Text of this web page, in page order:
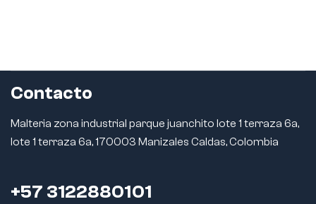
Contacto
Malteria zona industrial parque juanchito lote 1 terraza 6a,
lote 1 terraza 6a, 170003 Manizales Caldas, Colombia
+57 3122880101